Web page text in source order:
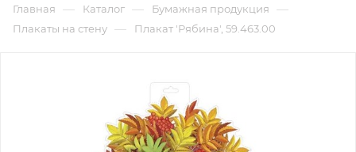
Главная — Каталог — Бумажная продукция —
Плакаты на стену — Плакат 'Рябина', 59.463.00